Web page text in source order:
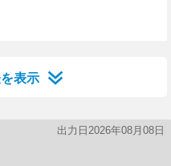
表示
出力日2026年08月08日